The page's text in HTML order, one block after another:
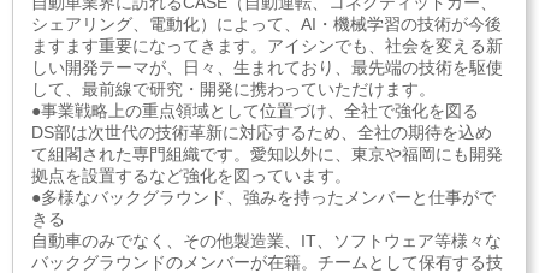
シェアリング、電動化）によって、AI・機械学習の技術が今後
ますます重要になってきます。アイシンでも、社会を変える新
しい開発テーマが、日々、生まれており、最先端の技術を駆使
して、最前線で研究・開発に携わっていただけます。
●事業戦略上の重点領域として位置づけ、全社で強化を図る
DS部は次世代の技術革新に対応するため、全社の期待を込め
て組閣された専門組織です。愛知以外に、東京や福岡にも開発
拠点を設置するなど強化を図っています。
●多様なバックグラウンド、強みを持ったメンバーと仕事がで
きる
自動車のみでなく、その他製造業、IT、ソフトウェア等様々な
バックグラウンドのメンバーが在籍。チームとして保有する技